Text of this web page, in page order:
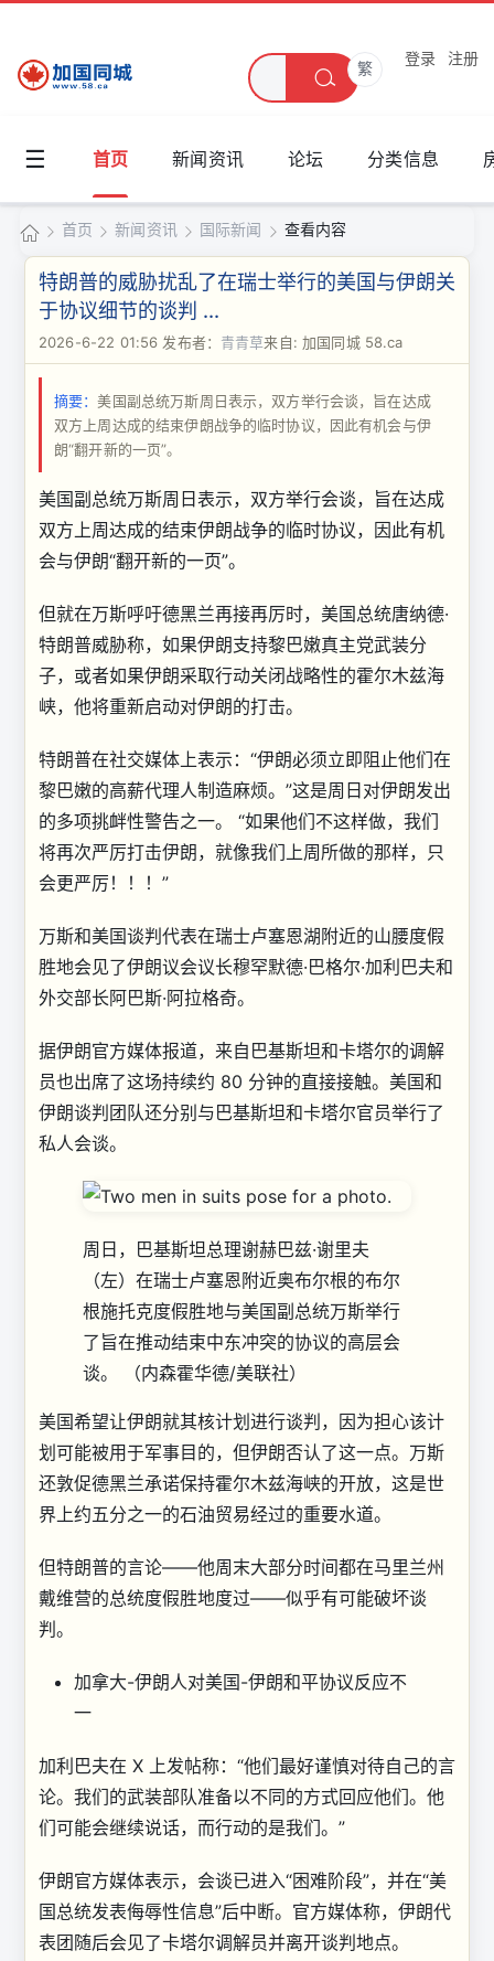
繁
登录 注册
☰ 首页 新闻资讯 论坛 分类信息
加
同
城
›
首页
›
新闻资讯
›
国际新闻 查看内容
特朗普的威胁扰乱了在瑞士举行的美国与伊朗关
于协议细节的谈判 ...
2026-6-22 01:56 发布者： 青青草来自: 加国同城 58.ca
摘要：美国副总统万斯周日表示，双方举行会谈，旨在达成
双方上周达成的结束伊朗战争的临时协议，因此有机会与伊
朗“翻开新的一页”。
美国副总统万斯周日表示，双方举行会谈，旨在达成
双方上周达成的结束伊朗战争的临时协议，因此有机
会与伊朗“翻开新的一页”。
但就在万斯呼吁德黑兰再接再厉时，美国总统唐纳德·
特朗普威胁称，如果伊朗支持黎巴嫩真主党武装分
子，或者如果伊朗采取行动关闭战略性的霍尔木兹海
峡，他将重新启动对伊朗的打击。
特朗普在社交媒体上表示：“伊朗必须立即阻止他们在
黎巴嫩的高薪代理人制造麻烦。”这是周日对伊朗发出
的多项挑衅性警告之一。 “如果他们不这样做，我们
将再次严厉打击伊朗，就像我们上周所做的那样，只
会更严厉！！！”
万斯和美国谈判代表在瑞士卢塞恩湖附近的山腰度假
胜地会见了伊朗议会议长穆罕默德·巴格尔·加利巴夫和
外交部长阿巴斯·阿拉格奇。
据伊朗官方媒体报道，来自巴基斯坦和卡塔尔的调解
员也出席了这场持续约 80 分钟的直接接触。美国和
伊朗谈判团队还分别与巴基斯坦和卡塔尔官员举行了
私人会谈。
周日，巴基斯坦总理谢赫巴兹·谢里夫
（左）在瑞士卢塞恩附近奥布尔根的布尔
根施托克度假胜地与美国副总统万斯举行
了旨在推动结束中东冲突的协议的高层会
谈。
（内森霍华德/美联社）
美国希望让伊朗就其核计划进行谈判，因为担心该计
划可能被用于军事目的，但伊朗否认了这一点。万斯
还敦促德黑兰承诺保持霍尔木兹海峡的开放，这是世
界上约五分之一的石油贸易经过的重要水道。
但特朗普的言论——他周末大部分时间都在马里兰州
戴维营的总统度假胜地度过——似乎有可能破坏谈
判。
加拿大-伊朗人对美国-伊朗和平协议反应不
一
加利巴夫在 X 上发帖称：“他们最好谨慎对待自己的言
论。我们的武装部队准备以不同的方式回应他们。他
们可能会继续说话，而行动的是我们。”
伊朗官方媒体表示，会谈已进入“困难阶段”，并在“美
国总统发表侮辱性信息”后中断。官方媒体称，伊朗代
表团随后会见了卡塔尔调解员并离开谈判地点。